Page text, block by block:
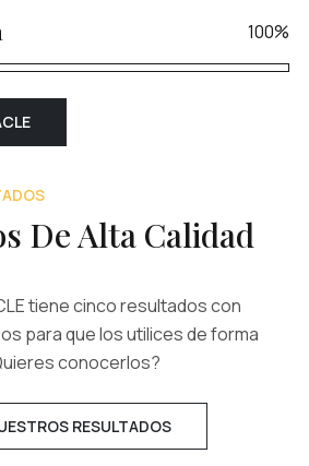
100%
De Alta Calidad
tiene cinco resultados con
para que los utilices de forma
conocerlos?
RESULTADOS